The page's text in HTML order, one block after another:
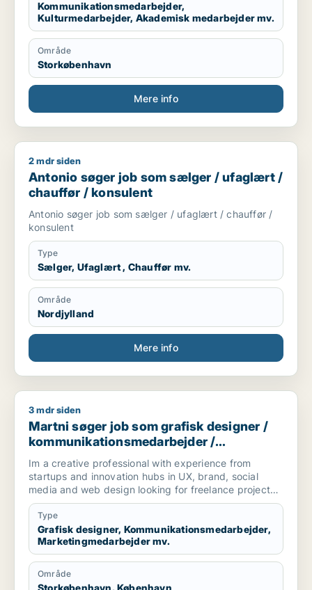
Kommunikationsmedarbejder,
Kulturmedarbejder, Akademisk medarbejder mv.
Område
Storkøbenhavn
Mere info
Antonio søger job som sælger / ufaglært / chauffør /
2 mdr siden
Antonio søger job som sælger / ufaglært /
chauffør / konsulent
Antonio søger job som sælger / ufaglært / chauffør /
konsulent
Type
Sælger, Ufaglært , Chauffør mv.
Område
Nordjylland
Mere info
Martni søger job som grafisk designer /
3 mdr siden
Martni søger job som grafisk designer /
kommunikationsmedarbejder /
marketingmedarbejder / kreativ
medarbejder / produktspecialist
Im a creative professional with experience from
startups and innovation hubs in UX, brand, social
media and web design looking for freelance projects,
part-time and full-time roles.
[xxxxx]
Type
Grafisk designer, Kommunikationsmedarbejder,
Marketingmedarbejder mv.
Område
Storkøbenhavn, København